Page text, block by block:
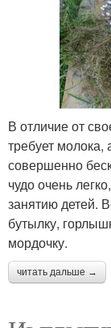
В отличие от
требует молока,
совершенно
чудо очень
занятию детей.
бутылку,
мордочку.
читать дальше →